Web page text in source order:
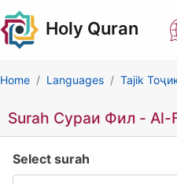
Holy Quran
Home Languages Tajik
Surah Сураи Фил - Al-
Select surah